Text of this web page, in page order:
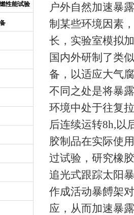
性能试验
户外自然加速暴
制某些环境因素
长，实验室模拟
国内外研制了类
备，以适应大气
不同之处是将暴
环境中处于往复
后连续运转8h,以
胶制品在实际使
过试验，研究橡
追光式跟踪太阳
作成活动暴餺架
应，从而加速暴